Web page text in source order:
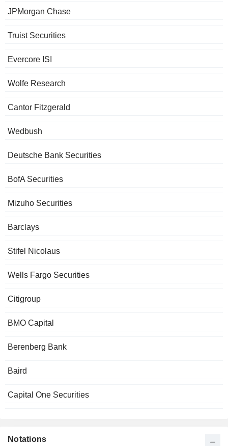
JPMorgan Chase
Truist Securities
Evercore ISI
Wolfe Research
Cantor Fitzgerald
Wedbush
Deutsche Bank Securities
BofA Securities
Mizuho Securities
Barclays
Stifel Nicolaus
Wells Fargo Securities
Citigroup
BMO Capital
Berenberg Bank
Baird
Capital One Securities
Notations